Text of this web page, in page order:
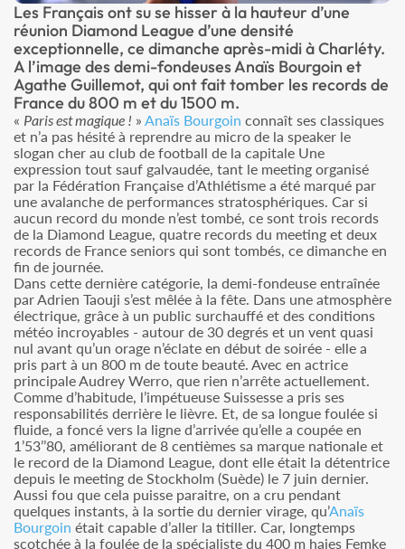
Les Français ont su se hisser à la hauteur d’une
réunion Diamond League d’une densité
exceptionnelle, ce dimanche après-midi à Charléty.
A l’image des demi-fondeuses Anaïs Bourgoin et
Agathe Guillemot, qui ont fait tomber les records de
France du 800 m et du 1500 m.
« Paris est magique ! » Anaïs Bourgoin connaît ses classiques
et n’a pas hésité à reprendre au micro de la speaker le
slogan cher au club de football de la capitale Une
expression tout sauf galvaudée, tant le meeting organisé
par la Fédération Française d’Athlétisme a été marqué par
une avalanche de performances stratosphériques. Car si
aucun record du monde n’est tombé, ce sont trois records
de la Diamond League, quatre records du meeting et deux
records de France seniors qui sont tombés, ce dimanche en
fin de journée.
Dans cette dernière catégorie, la demi-fondeuse entraînée
par Adrien Taouji s’est mêlée à la fête. Dans une atmosphère
électrique, grâce à un public surchauffé et des conditions
météo incroyables - autour de 30 degrés et un vent quasi
nul avant qu’un orage n’éclate en début de soirée - elle a
pris part à un 800 m de toute beauté. Avec en actrice
principale Audrey Werro, que rien n’arrête actuellement.
Comme d’habitude, l’impétueuse Suissesse a pris ses
responsabilités derrière le lièvre. Et, de sa longue foulée si
fluide, a foncé vers la ligne d’arrivée qu’elle a coupée en
1’53’’80, améliorant de 8 centièmes sa marque nationale et
le record de la Diamond League, dont elle était la détentrice
depuis le meeting de Stockholm (Suède) le 7 juin dernier.
Aussi fou que cela puisse paraitre, on a cru pendant
quelques instants, à la sortie du dernier virage, qu’Anaïs
Bourgoin était capable d’aller la titiller. Car, longtemps
scotchée à la foulée de la spécialiste du 400 m haies Femke